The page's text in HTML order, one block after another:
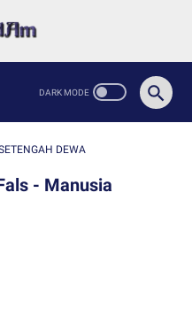
DEWA
- Manusia